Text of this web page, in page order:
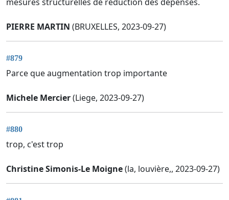
PIERRE MARTIN (BRUXELLES, 2023-09-27)
#879
Parce que augmentation trop importante
Michele Mercier(Liege, 2023-09-27)
#880
trop, c'est trop
Christine Simonis-Le Moigne(la, louvière,, 2023-09-27)